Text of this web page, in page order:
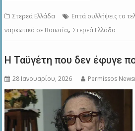
Στερεά Ελλάδα
Επτά συλλήψεις το
ναρκωτικά σε Βοιωτία,Στερεά Ελλάδα
Η Ταϋγέτη που δεν έφυγε
28 Ιανουαρίου, 2026 Permissos